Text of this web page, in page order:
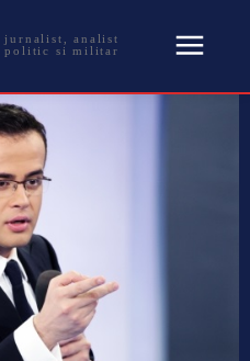
jurnalist, analist
politic si militar